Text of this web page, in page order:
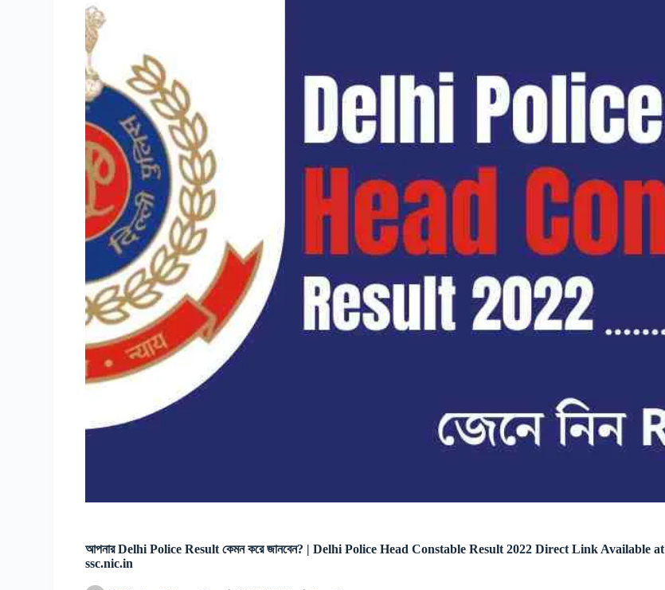
আপনার Delhi Police Result কেমন করে জানবেন? | Delhi Police Head Constable Result 2022 Direct Link Available at
ssc.nic.in